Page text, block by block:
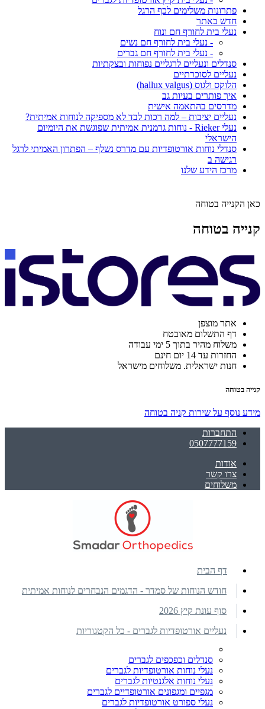
פתרונות משלימים לכף הרגל
חדש באתר
נעלי בית לחורף חם ונוח
- נעלי בית לחורף חם נשים
- נעלי בית לחורף חם גברים
סנדלים ונעליים לרגליים נפוחות ובצקתיות
נעליים לסוכרתיים
הלוקס ולגוס (hallux valgus)
איך פותרים בעיות גב
מדרסים בהתאמה אישית
נעליים יציבות – למה רכות לבד לא מספיקה לנוחות אמיתית?
נעלי Rieker - נוחות גרמנית אמיתית שפוגשת את היומיום
הישראלי
סנדלי נוחות אורטופדיות עם מדרס נשלף – הפתרון האמיתי לרגל
רגישה ב
מרכז הידע שלנו
כאן הקנייה בטוחה
קנייה בטוחה
אתר מוצפן
דף התשלום מאובטח
משלוח מהיר בתוך 5 ימי עבודה
החזרות עד 14 יום חינם
חנות ישראלית. משלוחים מישראל
קנייה בטוחה
מידע נוסף על שירות קניה בטוחה
התחברות
0507777159
אודות
צרו קשר
משלוחים
דף הבית
חודש הנוחות של סמדר - הדגמים הנבחרים לנוחות אמיתית
סוף עונת קיץ 2026
נעליים אורטופדיות לגברים - כל הקטגוריות
סנדלים וכפכפים לגברים
נעלי נוחות אורטופדיות לגברים
נעלי נוחות אלגנטיות לגברים
מגפיים ומגפונים אורטופדיים לגברים
נעלי ספורט אורטופדיות לגברים